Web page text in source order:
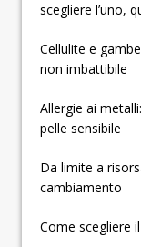
scegliere l’uno,
Cellulite e
non imbattibile
Allergie ai
pelle sensibile
Da limite a
cambiamento
Come scegliere